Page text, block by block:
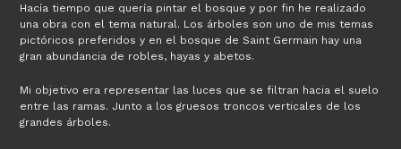
Hacía tiempo que quería pintar el bosque y por fin he realizado
una obra con el tema natural. Los árboles son uno de mis temas
pictóricos preferidos y en el bosque de Saint Germain hay una
gran abundancia de robles, hayas y abetos.
Mi objetivo era representar las luces que se filtran hacia el suelo
entre las ramas. Junto a los gruesos troncos verticales de los
grandes árboles.